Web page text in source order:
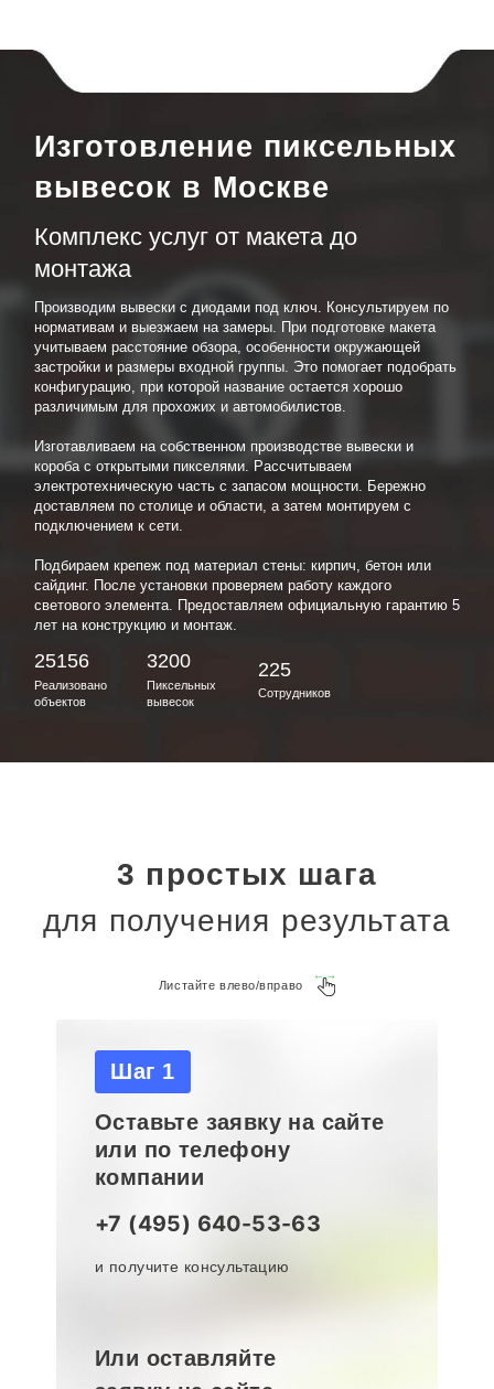
Изготовление пиксельных
вывесок в Москве
Комплекс услуг от макета до
монтажа
Производим вывески с диодами под ключ. Консультируем по
нормативам и выезжаем на замеры. При подготовке макета
учитываем расстояние обзора, особенности окружающей
застройки и размеры входной группы. Это помогает подобрать
конфигурацию, при которой название остается хорошо
различимым для прохожих и автомобилистов.
Изготавливаем на собственном производстве вывески и
короба с открытыми пикселями. Рассчитываем
электротехническую часть с запасом мощности. Бережно
доставляем по столице и области, а затем монтируем с
подключением к сети.
Подбираем крепеж под материал стены: кирпич, бетон или
сайдинг. После установки проверяем работу каждого
светового элемента. Предоставляем официальную гарантию 5
лет на конструкцию и монтаж.
25156
Реализовано
объектов
3200
Пиксельных
вывесок
225
Сотрудников
3 простых шага
для получения результата
Листайте влево/вправо
Шаг 1
Оставьте заявку на сайте
или по телефону
компании
+7 (495) 640-53-63
и получите консультацию
Или оставляйте